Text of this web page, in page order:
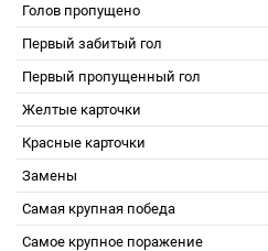
Голов пропущено
Первый забитый гол
Первый пропущенный гол
Желтые карточки
Красные карточки
Замены
Самая крупная победа
Самое крупное поражение